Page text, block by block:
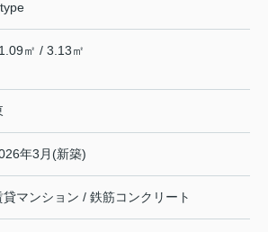
㎡ / 3.13㎡
年3月(新築)
貸マンション / 鉄筋コンクリート